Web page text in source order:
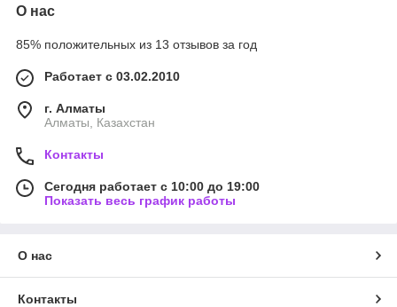
О нас
85% положительных из 13 отзывов за год
Работает с 03.02.2010
г. Алматы
Алматы, Казахстан
Контакты
Сегодня работает с 10:00 до 19:00
Показать весь график работы
О нас
Контакты